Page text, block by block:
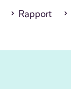
Rapport